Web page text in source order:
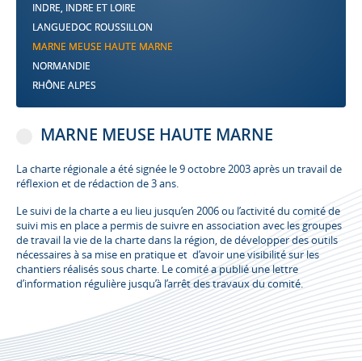
INDRE, INDRE ET LOIRE
LANGUEDOC ROUSSILLON
MARNE MEUSE HAUTE MARNE
NORMANDIE
RHÔNE ALPES
MARNE MEUSE HAUTE MARNE
La charte régionale a été signée le 9 octobre 2003 après un travail de
réflexion et de rédaction de 3 ans.
Le suivi de la charte a eu lieu jusqu’en 2006 ou l’activité du comité de
suivi mis en place a permis de suivre en association avec les groupes
de travail la vie de la charte dans la région, de développer des outils
nécessaires à sa mise en pratique et d’avoir une visibilité sur les
chantiers réalisés sous charte. Le comité a publié une lettre
d’information régulière jusqu’à l’arrêt des travaux du comité.